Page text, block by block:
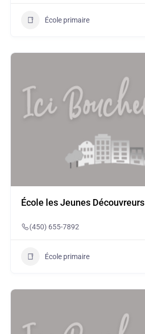
École primaire
École les Jeunes Découvreurs
(450) 655-7892
École primaire